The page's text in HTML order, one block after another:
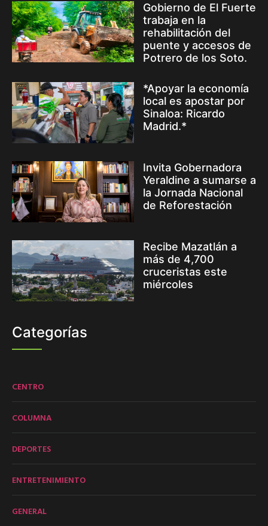
Gobierno de El Fuerte
trabaja en la
rehabilitación del
puente y accesos de
Potrero de los Soto.
*Apoyar la economía
local es apostar por
Sinaloa: Ricardo
Madrid.*
Invita Gobernadora
Yeraldine a sumarse a
la Jornada Nacional
de Reforestación
Recibe Mazatlán a
más de 4,700
cruceristas este
miércoles
Categorías
CENTRO
COLUMNA
DEPORTES
ENTRETENIMIENTO
GENERAL